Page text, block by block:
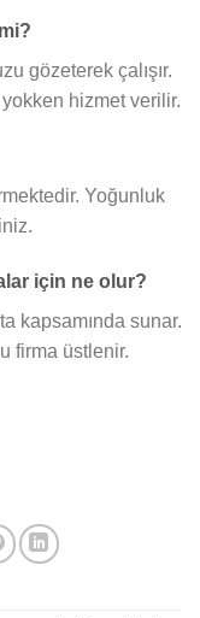
gözeterek çalışır.
hizmet verilir.
Yoğunluk
için ne olur?
kapsamında sunar.
firma üstlenir.